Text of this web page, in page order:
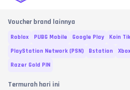
Voucher brand lainnya
Roblox PUBG Mobile Google Play Koin
PlayStation Network (PSN)
Bstation
Razer Gold PIN
Termurah hari ini